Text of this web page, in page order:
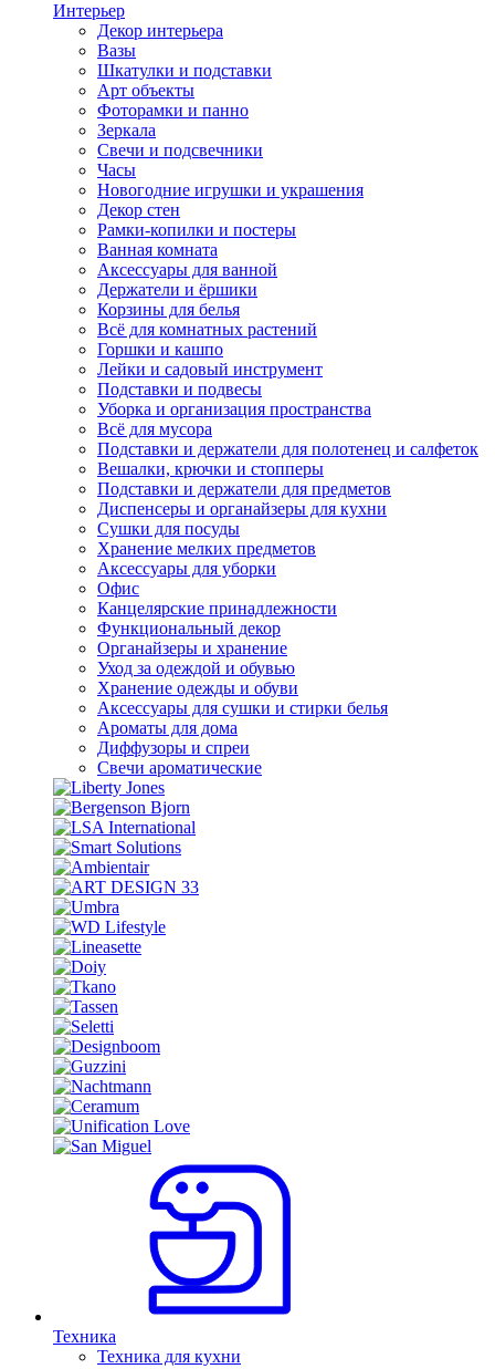
Интерьер
Декор интерьера
Вазы
Шкатулки и подставки
Арт объекты
Фоторамки и панно
Зеркала
Свечи и подсвечники
Часы
Новогодние игрушки и украшения
Декор стен
Рамки-копилки и постеры
Ванная комната
Аксессуары для ванной
Держатели и ёршики
Корзины для белья
Всё для комнатных растений
Горшки и кашпо
Лейки и садовый инструмент
Подставки и подвесы
Уборка и организация пространства
Всё для мусора
Подставки и держатели для полотенец и салфеток
Вешалки, крючки и стопперы
Подставки и держатели для предметов
Диспенсеры и органайзеры для кухни
Сушки для посуды
Хранение мелких предметов
Аксессуары для уборки
Офис
Канцелярские принадлежности
Функциональный декор
Органайзеры и хранение
Уход за одеждой и обувью
Хранение одежды и обуви
Аксессуары для сушки и стирки белья
Ароматы для дома
Диффузоры и спреи
Свечи ароматические
Техника
Техника для кухни